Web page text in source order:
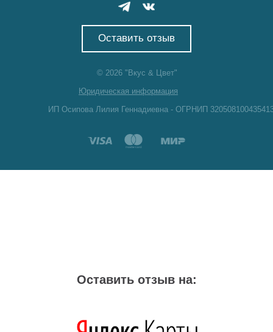
© 2026 "Вкус & Цвет"
Юридическая информация
ИП Осипова Лилия Геннадиевна - ОГРНИП
Оставить отзыв
Оставить отзыв на: